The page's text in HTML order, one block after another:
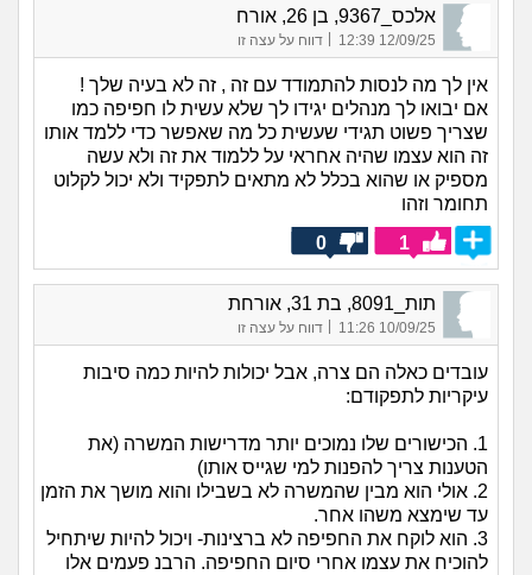
אלכס_9367, בן 26, אורח
12/09/25 12:39 דווח על עצה זו
אין לך מה לנסות להתמודד עם זה , זה לא בעיה שלך !
אם יבואו לך מנהלים יגידו לך שלא עשית לו חפיפה כמו
שצריך פשוט תגידי שעשית כל מה שאפשר כדי ללמד אותו
זה הוא עצמו שהיה אחראי על ללמוד את זה ולא עשה
מספיק או שהוא בכלל לא מתאים לתפקיד ולא יכול לקלוט
תחומר וזהו
1
0
תות_8091, בת 31, אורחת
10/09/25 11:26 דווח על עצה זו
עובדים כאלה הם צרה, אבל יכולות להיות כמה סיבות
עיקריות לתפקודם:
1. הכישורים שלו נמוכים יותר מדרישות המשרה (את
הטענות צריך להפנות למי שגייס אותו)
2. אולי הוא מבין שהמשרה לא בשבילו והוא מושך את הזמן
עד שימצא משהו אחר.
3. הוא לוקח את החפיפה לא ברצינות- ויכול להיות שיתחיל
להוכיח את עצמו אחרי סיום החפיפה. הרבנ פעמים אלו